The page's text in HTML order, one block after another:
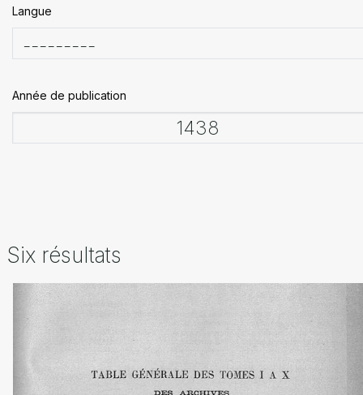
Langue
Année de publication
Six résultats